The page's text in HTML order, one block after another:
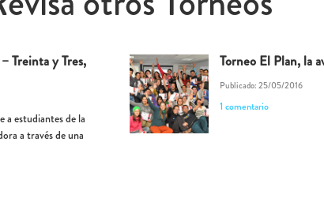
Treinta y Tres,
a estudiantes de la
a través de una
Torneo El Plan, la
Publicado: 25/05/2016
1 comentario